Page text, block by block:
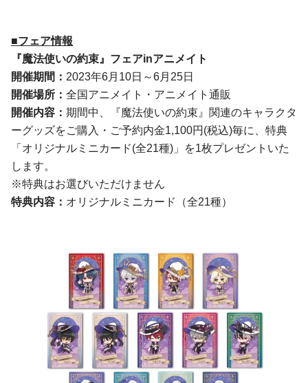
■フェア情報
『魔法使いの約束 』 フェアinアニメイト
開催期間： 2023年6月10日～6月25日
開催場所： 全国アニメイト・アニメイト通販
開催内容： 期間中、『魔法使いの約束』関連のキャラクタ
ーグッズをご購入・ご予約内金1,100円(税込)毎に、特典
「オリジナルミニカード(全21種)」を1枚プレゼントいた
します。
※特典はお選びいただけません
特典内容： オリジナルミニカード（全21種）